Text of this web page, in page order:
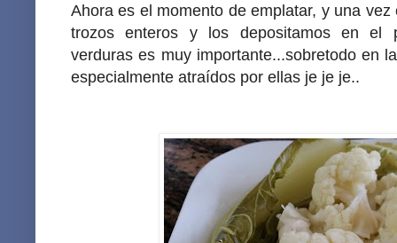
Ahora es el momento de emplatar, y una
trozos enteros y los depositamos en el
verduras es muy importante...sobretodo en
especialmente atraídos por ellas je je je..